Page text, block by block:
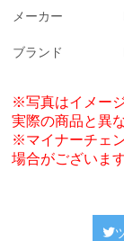
メーカー
ブランド
※写真はイメージ
実際の商品と異
※マイナーチェ
場合がございます